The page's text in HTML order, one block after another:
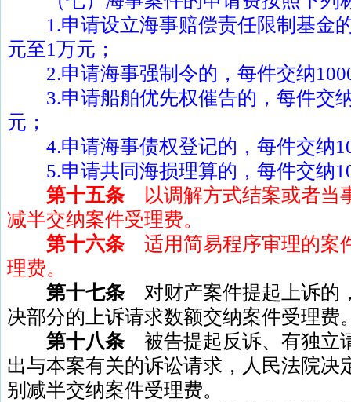
1.申请设立海事赔偿责任限制基金
元至1万元；
2.申请海事强制令的，每件交纳
3.申请船舶优先权催告的，每件交
元；
4.申请海事债权登记的，每件交纳
5.申请共同海损理算的，每件交纳
第十五条以调解方式结案或者当
减半交纳案件受理费。
第十六条适用简易程序审理的案
理费。
第十七条对财产案件提起上诉的
决部分的上诉请求数额交纳案件受理费
第十八条被告提起反诉、有独立
出与本案有关的诉讼请求，人民法院决
别减半交纳案件受理费。